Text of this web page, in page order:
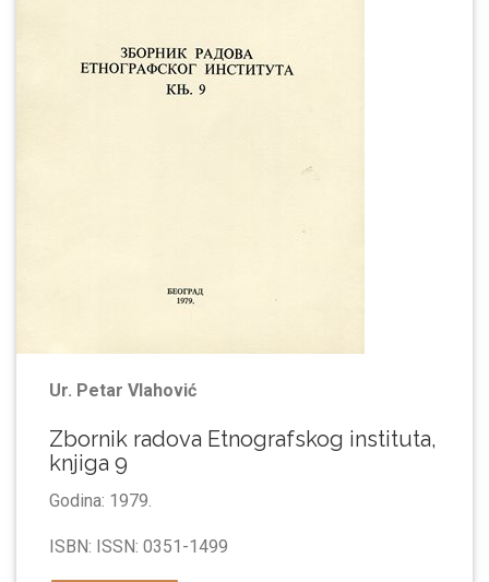
Ur. Petar Vlahović
Zbornik radova Etnografskog instituta,
knjiga 9
Godina: 1979.
ISBN: ISSN: 0351-1499